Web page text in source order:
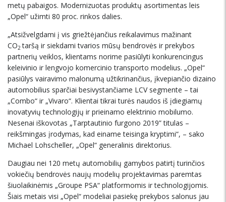
metų pabaigos. Modernizuotas produktų asortimentas leis
„Opel“ užimti 80 proc. rinkos dalies.
„Atsižvelgdami į vis griežtėjančius reikalavimus mažinant
CO2 taršą ir siekdami tvarios mūsų bendrovės ir prekybos
partnerių veiklos, klientams norime pasiūlyti konkurencingus
keleivinio ir lengvojo komercinio transporto modelius. „Opel“
pasiūlys vairavimo malonumą užtikrinančius, įkvepiančio dizaino
automobilius sparčiai besivystančiame LCV segmente – tai
„Combo“ ir „Vivaro“. Klientai tikrai turės naudos iš įdiegiamų
inovatyvių technologijų ir prieinamo elektrinio mobilumo.
Nesenai iškovotas „Tarptautinio furgono 2019” titulas –
reikšmingas įrodymas, kad einame teisinga kryptimi“, – sako
Michael Lohscheller, „Opel“ generalinis direktorius.
Daugiau nei 120 metų automobilių gamybos patirtį turinčios
vokiečių bendrovės naujų modelių projektavimas paremtas
šiuolaikinėmis „Groupe PSA“ platformomis ir technologijomis.
Šiais metais visi „Opel“ modeliai pasiekę prekybos salonus jau